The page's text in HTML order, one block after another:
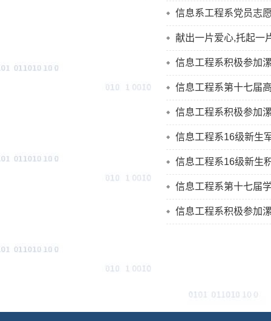
信息系工程系党员志
献出一片爱心,托起一
信息工程系积极参加
信息工程系第十七届
信息工程系积极参加
信息工程系16级新生
信息工程系16级新生
信息工程系第十七届
信息工程系积极参加